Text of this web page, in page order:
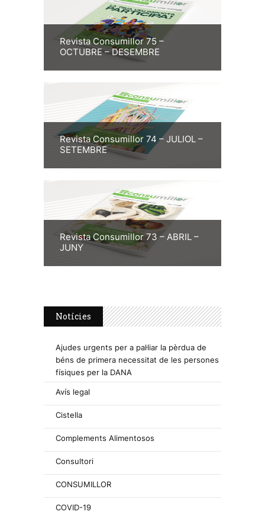
Revista Consumillor 75 –
OCTUBRE – DESEMBRE
Revista Consumillor 74 – JULIOL –
SETEMBRE
Revista Consumillor 73 – ABRIL –
JUNY
Notícies
Ajudes urgents per a pal·liar la pèrdua de
béns de primera necessitat de les persones
físiques per la DANA
Avís legal
Cistella
Complements Alimentosos
Consultori
CONSUMILLOR
COVID-19